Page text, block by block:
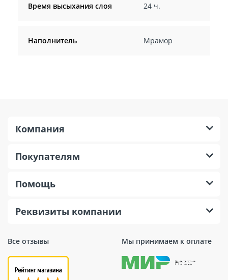
Время высыхания слоя 24 ч.
Наполнитель Мрамор
Все отзывы Мы принимаем к оплате
Компания
Покупателям
Помощь
Реквизиты компании